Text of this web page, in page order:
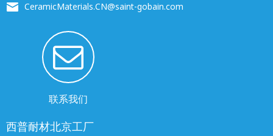
CeramicMaterials.CN@saint-gobain.com
联系我们
西普耐材北京工厂